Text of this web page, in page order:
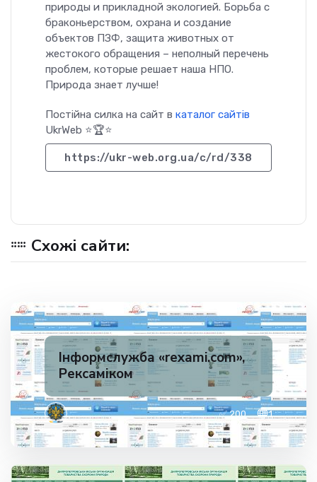
природы и прикладной экологией. Борьба с
браконьерством, охрана и создание
объектов ПЗФ, защита животных от
жестокого обращения – неполный перечень
проблем, которые решает наша НПО.
Природа знает лучше!
Постійна силка на сайт в каталог сайтів
UkrWeb ⭐🏆⭐
https://ukr-web.org.ua/c/rd/338
Схожі сайти:
Iнформслужба «rexami.com»,
Рексаміком
✅ 200 1